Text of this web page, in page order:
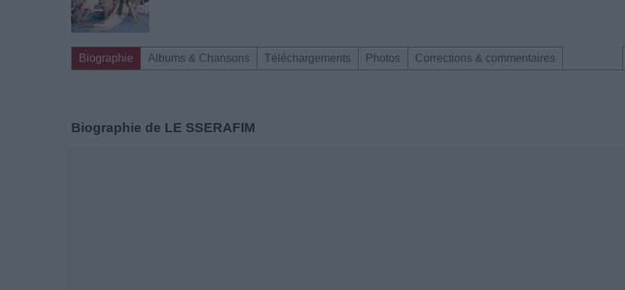
Biographie Albums & Chansons Téléchargements Photos Corrections & commentaires
Biographie de LE SSERAFIM